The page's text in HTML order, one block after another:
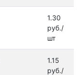
1.30
руб./
шт
1.15
руб./